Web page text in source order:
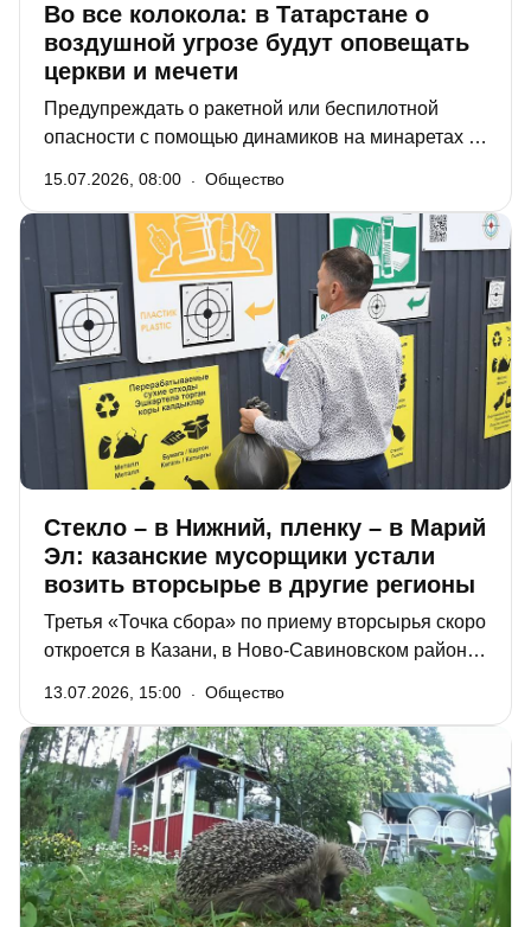
Во все колокола: в Татарстане о
воздушной угрозе будут оповещать
церкви и мечети
Предупреждать о ракетной или беспилотной
опасности с помощью динамиков на минаретах и
районе. Речь идет о селах, где нет обычных
систем оповещения: не воют сирены, не звучит
«голос Левитана». «РТ» узнала, как отнеслись к
идее властей представители разных конфессий и
местные жители.
15.07.2026, 08:00 Общество
Стекло – в Нижний, пленку – в Марий
Эл: казанские мусорщики устали
возить вторсырье в другие регионы
Третья «Точка сбора» по приему вторсырья скоро
откроется в Казани, в Ново-Савиновском районе,
мэрии. При этом, как посетовал гендиректор УК
«ПЖКХ» Евгений Чекашов, цены на вторсырье
сегодня падают, а транспортировка на
перерабатывающие предприятия в других
регионах обходится дорого, поэтому необходимо
запускать переработку вторсырья в республике.
13.07.2026, 15:00 Общество